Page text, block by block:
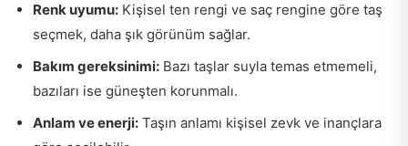
Renk uyumu: Kişisel ten rengi ve saç rengine göre taş
seçmek, daha şık görünüm sağlar.
Bakım gereksinimi: Bazı taşlar suyla temas etmemeli,
bazıları ise güneşten korunmalı.
Anlam ve enerji: Taşın anlamı kişisel zevk ve inançlara